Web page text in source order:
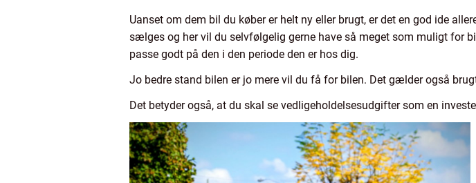
Uanset om dem bil du køber er helt ny eller brugt, er det en god ide
sælges og her vil du selvfølgelig gerne have så meget som muligt for
passe godt på den i den periode den er hos dig.
Jo bedre stand bilen er jo mere vil du få for bilen. Det gælder også
Det betyder også, at du skal se vedligeholdelsesudgifter som en